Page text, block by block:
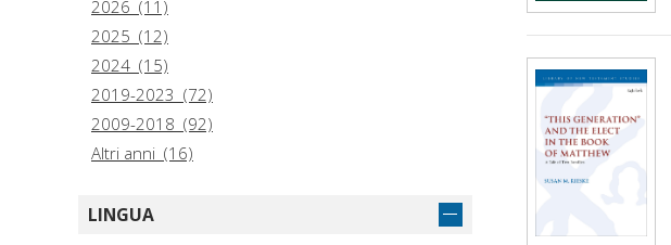
2026 (11)
2025 (12)
2024 (15)
2019-2023 (72)
2009-2018 (92)
Altri anni (16)
LINGUA